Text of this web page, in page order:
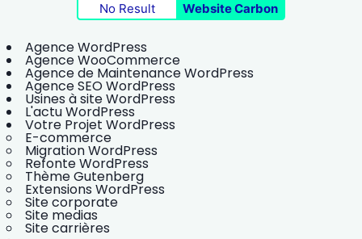
No Result Website Carbon
Agence WordPress
Agence WooCommerce
Agence de Maintenance WordPress
Agence SEO WordPress
Usines à site WordPress
L'actu WordPress
Votre Projet WordPress
E-commerce
Migration WordPress
Refonte WordPress
Thème Gutenberg
Extensions WordPress
Site corporate
Site medias
Site carrières